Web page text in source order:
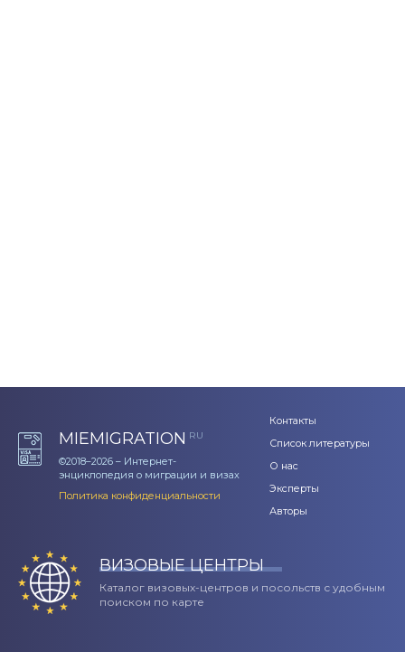
MIEMIGRATION RU
©2018–2026 – Интернет-
энциклопедия о миграции и визах
Политика конфиденциальности
Контакты
Список литературы
О нас
Эксперты
Авторы
ВИЗОВЫЕ ЦЕНТРЫ
Каталог визовых-центров и посольств с удобным
поиском по карте